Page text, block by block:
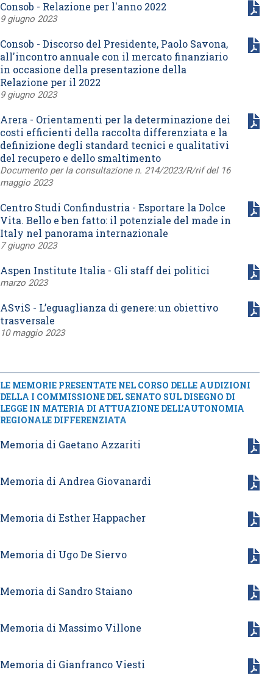
Consob - Relazione per l'anno 2022
9 giugno 2023
Consob - Discorso del Presidente, Paolo Savona,
all'incontro annuale con il mercato finanziario
in occasione della presentazione della
Relazione per il 2022
9 giugno 2023
Arera - Orientamenti per la determinazione dei
costi efficienti della raccolta differenziata e la
definizione degli standard tecnici e qualitativi
del recupero e dello smaltimento
Documento per la consultazione n. 214/2023/R/rif del 16
maggio 2023
Centro Studi Confindustria - Esportare la Dolce
Vita. Bello e ben fatto: il potenziale del made in
Italy nel panorama internazionale
7 giugno 2023
Aspen Institute Italia - Gli staff dei politici
marzo 2023
ASviS - L’eguaglianza di genere: un obiettivo
trasversale
10 maggio 2023
LE MEMORIE PRESENTATE NEL CORSO DELLE AUDIZIONI
DELLA I COMMISSIONE DEL SENATO SUL DISEGNO DI
LEGGE IN MATERIA DI ATTUAZIONE DELL’AUTONOMIA
REGIONALE DIFFERENZIATA
Memoria di Gaetano Azzariti
Memoria di Andrea Giovanardi
Memoria di Esther Happacher
Memoria di Ugo De Siervo
Memoria di Sandro Staiano
Memoria di Massimo Villone
Memoria di Gianfranco Viesti